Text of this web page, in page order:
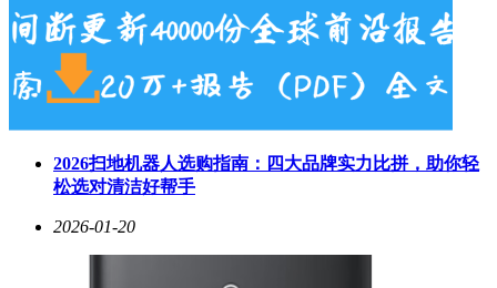
2026扫地机器人选购指南：四大品牌实力比拼，助你轻
松选对清洁好帮手
2026-01-20